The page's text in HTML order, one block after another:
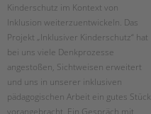
Kinderschutz im Kontext von
Inklusion weiterzuentwickeln. Das
Projekt „Inklusiver Kinderschutz“ hat
bei uns viele Denkprozesse
angestoßen, Sichtweisen erweitert
und uns in unserer inklusiven
pädagogischen Arbeit ein gutes Stück
vorangebracht. Ein Gespräch mit